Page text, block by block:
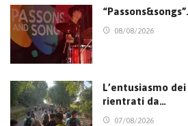
08/08/2026
L’entusiasmo
rientrati da…
07/08/2026